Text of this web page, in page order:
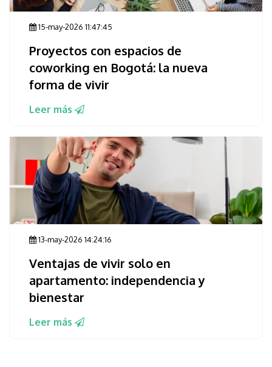
15-may-2026 11:47:45
Proyectos con espacios de
coworking en Bogotá: la nueva
forma de vivir
Leer más
13-may-2026 14:24:16
Ventajas de vivir solo en
apartamento: independencia y
bienestar
Leer más